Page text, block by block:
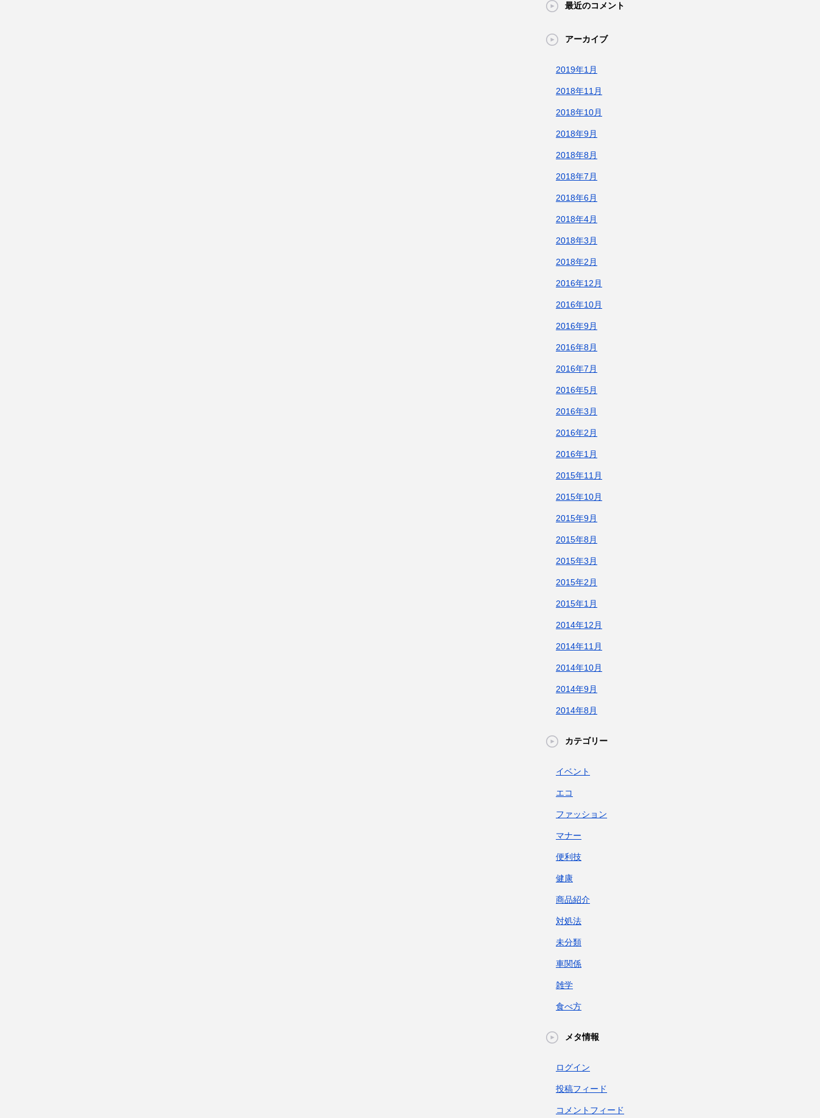
最近のコメント
アーカイブ
2019年1月
2018年11月
2018年10月
2018年9月
2018年8月
2018年7月
2018年6月
2018年4月
2018年3月
2018年2月
2016年12月
2016年10月
2016年9月
2016年8月
2016年7月
2016年5月
2016年3月
2016年2月
2016年1月
2015年11月
2015年10月
2015年9月
2015年8月
2015年3月
2015年2月
2015年1月
2014年12月
2014年11月
2014年10月
2014年9月
2014年8月
カテゴリー
イベント
エコ
ファッション
マナー
便利技
健康
商品紹介
対処法
未分類
車関係
雑学
食べ方
メタ情報
ログイン
投稿フィード
コメントフィード